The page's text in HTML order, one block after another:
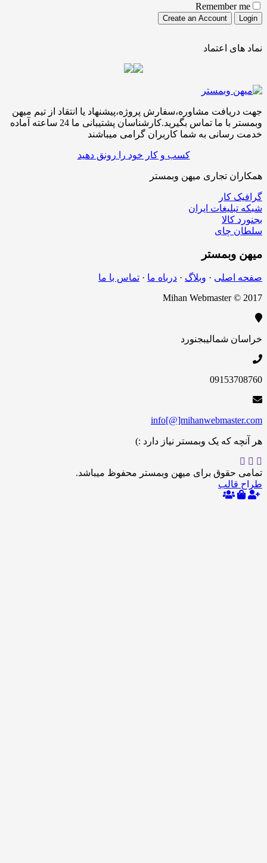
اعتماد
مشاوره،سفارش پروژه،پیشنهاد یا انتقاد از تیم میهن
وبمستر با ما تماس بگیرید.کارشناسان پشتیبانی ما 24 ساعته آماده
به شما کاربران گرامی میباشند
کسب و کار خود را رونق دهید
تجاری میهن وبمستر
ایران
چای
وبمستر
· وبلاگ · درباه ما · تماس با ما
Mihan Webmaster
شمالیبجنورد
که یک وبمستر نیاز دارد :)
برای میهن وبمستر محفوظ میباشد.